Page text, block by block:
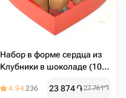
Набор в форме сердца из
Клубники в шоколаде (10-
4.94236 23 874֏27 761֏